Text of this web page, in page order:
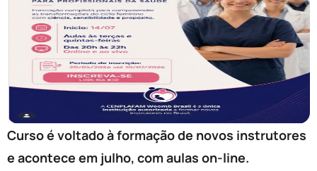
Curso é voltado à formação de novos instrutores
e acontece em julho, com aulas on-line.